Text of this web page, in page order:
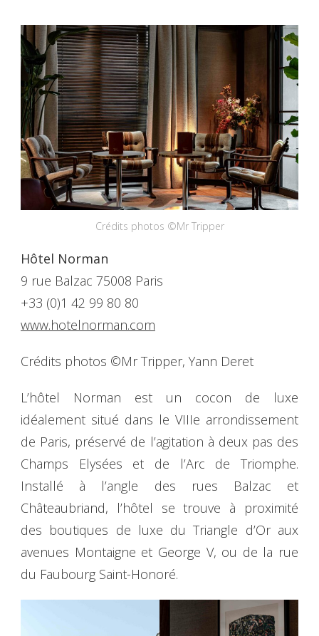
Crédits photos ©Mr Tripper
Hôtel Norman
9 rue Balzac 75008 Paris
+33 (0)1 42 99 80 80
www.hotelnorman.com
Crédits photos ©Mr Tripper, Yann Deret
L’hôtel Norman est un cocon de luxe
idéalement situé dans le VIIIe arrondissement
de Paris, préservé de l’agitation à deux pas des
Champs Elysées et de l’Arc de Triomphe.
Installé à l’angle des rues Balzac et
Châteaubriand, l’hôtel se trouve à proximité
des boutiques de luxe du Triangle d’Or aux
avenues Montaigne et George V, ou de la rue
du Faubourg Saint-Honoré.